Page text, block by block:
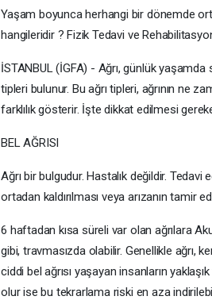
Yaşam boyunca herhangi bir dönemde
hangileridir ? Fizik Tedavi ve
İSTANBUL (İGFA) - Ağrı, günlük yaşamda
tipleri bulunur. Bu ağrı tipleri, ağrının ne
farklılık gösterir. İşte dikkat edilmesi
BEL AĞRISI
Ağrı bir bulgudur. Hastalık değildir. Tedavi
ortadan kaldırılması veya arızanın tamir
6 haftadan kısa süreli var olan ağrılara
gibi, travmasızda olabilir. Genellikle ağrı,
ciddi bel ağrısı yaşayan insanların
olur ise bu tekrarlama riski en aza